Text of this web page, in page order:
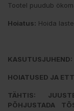
Tootel puudub
Hoiatus: Hoida
KASUTUSJUHEND:
HOIATUSED JA
TÄHTIS:
PÕHJUSTADA